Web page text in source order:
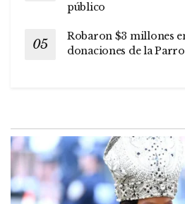
público
Robaron $3 millones
donaciones de la